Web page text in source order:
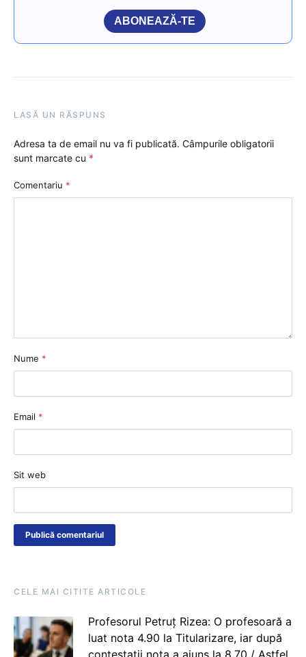
ABONEAZĂ-TE
LASĂ UN RĂSPUNS
Adresa ta de email nu va fi publicată. Câmpurile obligatorii
sunt marcate cu *
Comentariu *
Nume *
Email *
Sit web
CELE MAI CITITE ARTICOLE
Profesorul Petruț Rizea: O profesoară a
luat nota 4.90 la Titularizare, iar după